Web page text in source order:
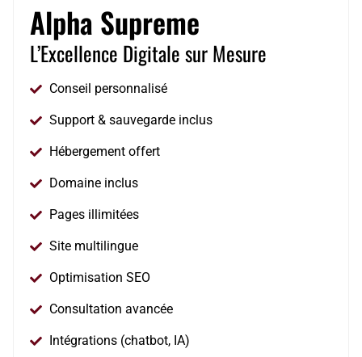
Alpha Supreme
L’Excellence Digitale sur Mesure
Conseil personnalisé
Support & sauvegarde inclus
Hébergement offert
Domaine inclus
Pages illimitées
Site multilingue
Optimisation SEO
Consultation avancée
Intégrations (chatbot, IA)